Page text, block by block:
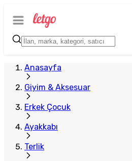
Anasayfa
Giyim & Aksesuar
Erkek Çocuk
Ayakkabı
Terlik